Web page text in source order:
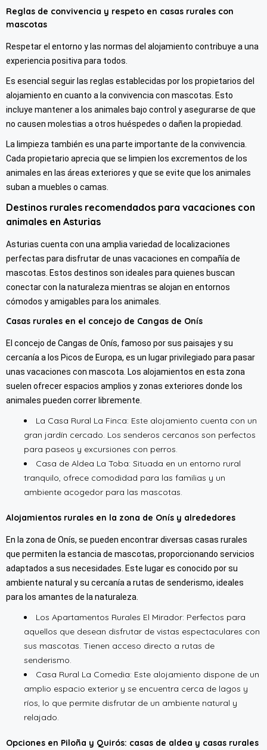
Reglas de convivencia y respeto en casas rurales con
mascotas
Respetar el entorno y las normas del alojamiento contribuye a una
experiencia positiva para todos.
Es esencial seguir las reglas establecidas por los propietarios del
alojamiento en cuanto a la convivencia con mascotas. Esto
incluye mantener a los animales bajo control y asegurarse de que
no causen molestias a otros huéspedes o dañen la propiedad.
La limpieza también es una parte importante de la convivencia.
Cada propietario aprecia que se limpien los excrementos de los
animales en las áreas exteriores y que se evite que los animales
suban a muebles o camas.
Destinos rurales recomendados para vacaciones con
animales en Asturias
Asturias cuenta con una amplia variedad de localizaciones
perfectas para disfrutar de unas vacaciones en compañía de
mascotas. Estos destinos son ideales para quienes buscan
conectar con la naturaleza mientras se alojan en entornos
cómodos y amigables para los animales.
Casas rurales en el concejo de Cangas de Onís
El concejo de Cangas de Onís, famoso por sus paisajes y su
cercanía a los Picos de Europa, es un lugar privilegiado para pasar
unas vacaciones con mascota. Los alojamientos en esta zona
suelen ofrecer espacios amplios y zonas exteriores donde los
animales pueden correr libremente.
La Casa Rural La Finca: Este alojamiento cuenta con un
gran jardín cercado. Los senderos cercanos son perfectos
para paseos y excursiones con perros.
Casa de Aldea La Toba: Situada en un entorno rural
tranquilo, ofrece comodidad para las familias y un
ambiente acogedor para las mascotas.
Alojamientos rurales en la zona de Onís y alrededores
En la zona de Onís, se pueden encontrar diversas casas rurales
que permiten la estancia de mascotas, proporcionando servicios
adaptados a sus necesidades. Este lugar es conocido por su
ambiente natural y su cercanía a rutas de senderismo, ideales
para los amantes de la naturaleza.
Los Apartamentos Rurales El Mirador: Perfectos para
aquellos que desean disfrutar de vistas espectaculares con
sus mascotas. Tienen acceso directo a rutas de
senderismo.
Casa Rural La Comedia: Este alojamiento dispone de un
amplio espacio exterior y se encuentra cerca de lagos y
ríos, lo que permite disfrutar de un ambiente natural y
relajado.
Opciones en Piloña y Quirós: casas de aldea y casas rurales